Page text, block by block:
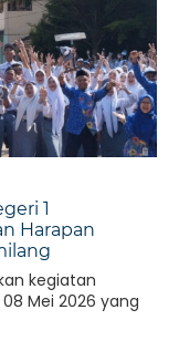
1
Harapan
kegiatan
Mei 2026 yang